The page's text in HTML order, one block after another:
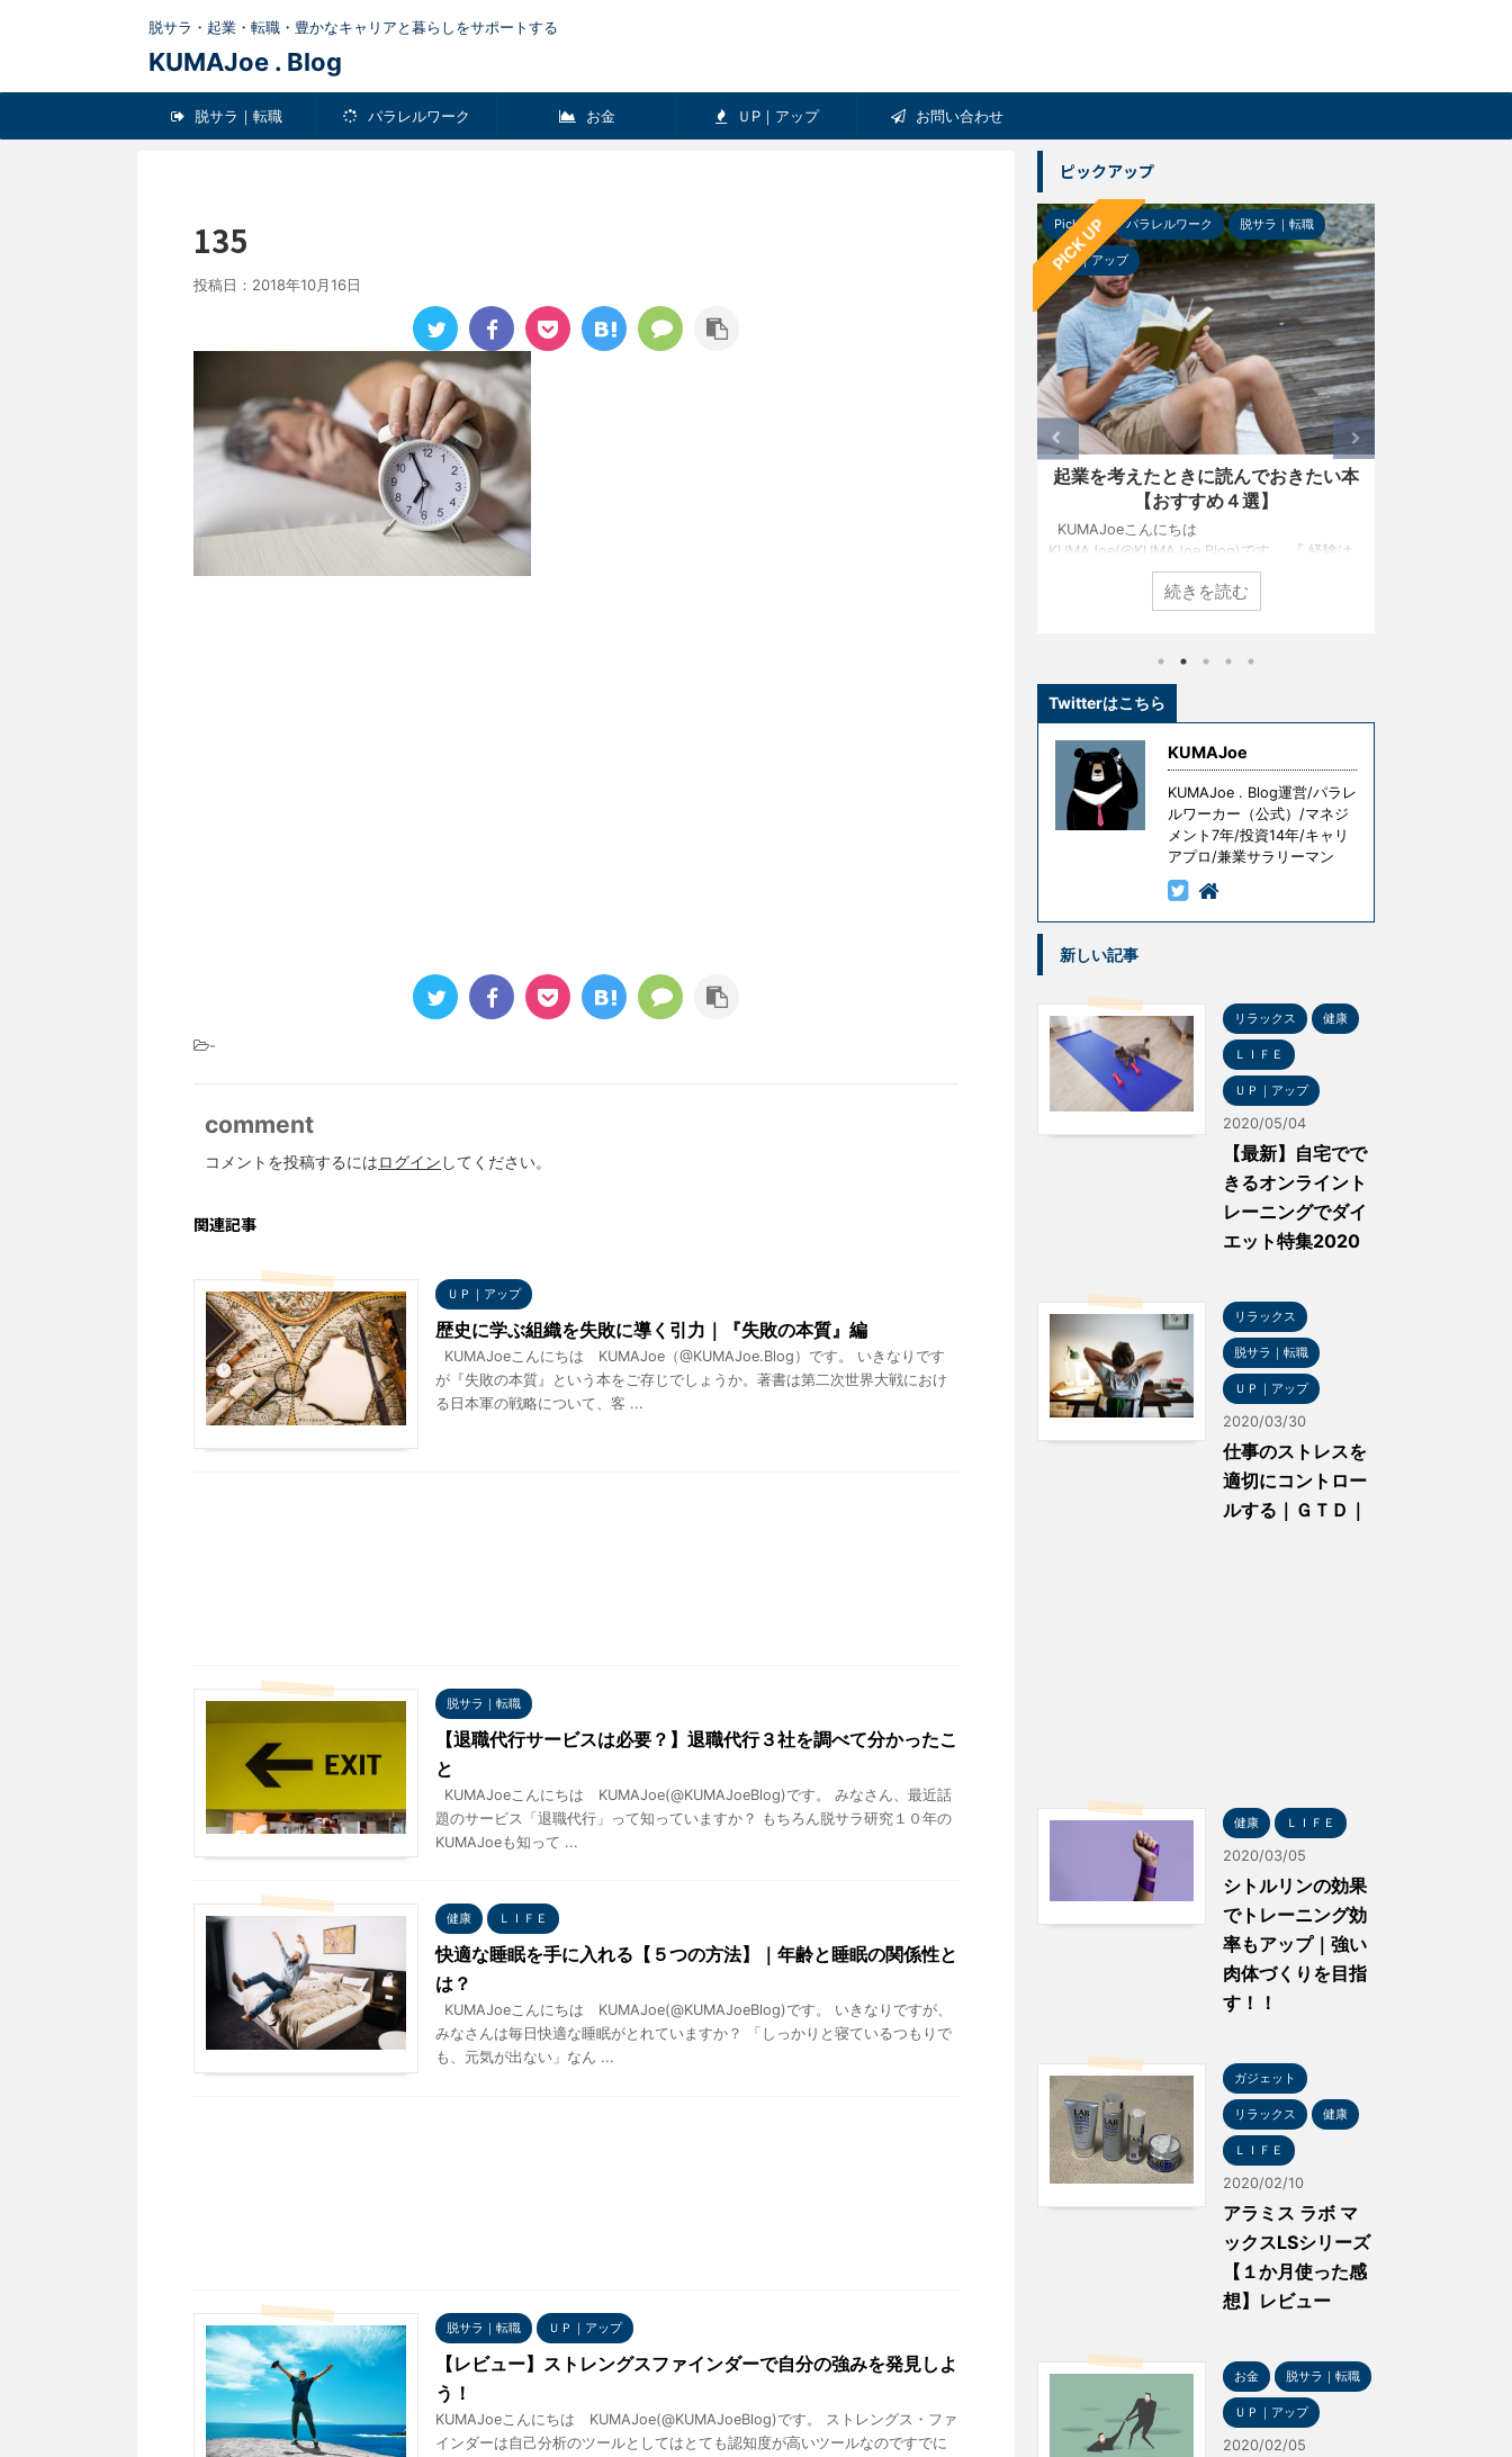
脱サラ・起業・転職・豊かなキャリアと暮らしをサポートする
KUMAJoe . Blog
脱サラ｜転職 パラレルワーク お金 ＵP｜アップ お問い合わせ
135
投稿日： 2018年10月16日
-
comment
コメントを投稿するにはログイン してください。
関連記事
ＵＰ｜アップ
歴史に学ぶ組織を失敗に導く引力｜『失敗の本質』編
KUMAJoeこんにちは KUMAJoe（@KUMAJoe.Blog）です。 いきなりです
が『失敗の本質』という本をご存じでしょうか。著書は第二次世界大戦におけ
る日本軍の戦略について、客 ...
脱サラ｜転職
【退職代行サービスは必要？】退職代行３社を調べて分かったこ
と
KUMAJoeこんにちは KUMAJoe(@KUMAJoeBlog)です。 みなさん、最近話
題のサービス「退職代行」って知っていますか？ もちろん脱サラ研究１０年の
KUMAJoeも知って ...
健康 ＬＩＦＥ
快適な睡眠を手に入れる【５つの方法】｜年齢と睡眠の関係性と
は？
KUMAJoeこんにちは KUMAJoe(@KUMAJoeBlog)です。 いきなりですが、
みなさんは毎日快適な睡眠がとれていますか？ 「しっかりと寝ているつもりで
も、元気が出ない」なん ...
脱サラ｜転職 ＵＰ｜アップ
【レビュー】ストレングスファインダーで自分の強みを発見しよ
う！
KUMAJoeこんにちは KUMAJoe(@KUMAJoeBlog)です。 ストレングス・ファ
インダーは自己分析のツールとしてはとても認知度が高いツールなのですでに
ピックアップ
PICK UP
男のダイエットに最適【おすすめダイ
エットグッズ５選】
KUMAJoeこんにちは
KUMAJoe(@KUMAJoeBlog)です。 今回も最近
パラレルワーク 脱サラ｜転職
起業を考えたときに読んでおきたい本
【おすすめ４選】
KUMAJoeこんにちは
KUMAJoe(@KUMAJoe.Blog)です。 『 経験は
最良の教師である 』という言葉をご存知でしょ
うか？ 名経営者として大きな成功を手にしてい
る創業者たちも、ずっと順風満帆な人生を送っ
し、失敗し、その経験を糧として這い上がり、
は続きがあります。 『 ただし授業料が高すぎ
る 』というものです。 失敗はコストです。成
功を手にするための試行錯誤や失敗には意味が
ありますが、無意味な ...
Pick-up
【レビュー】グラスサウ
KUMAJoe(@KUMAJoeBlog)で
なのです。 たまには、音楽で
Twitterはこちら
KUMAJoe
KUMAJoe . Blog運営/パラレ
ルワーカー（公式）/マネジ
メント7年/投資14年/キャリ
アプロ/兼業サラリーマン
新しい記事
リラックス 健康
ＬＩＦＥ
ＵＰ｜アップ
2020/05/04
【最新】自宅でで
きるオンライント
レーニングでダイ
エット特集2020
リラックス
脱サラ｜転職
ＵＰ｜アップ
2020/03/30
仕事のストレスを
適切にコントロー
ルする｜ＧＴＤ｜
健康 ＬＩＦＥ
2020/03/05
シトルリンの効果
でトレーニング効
率もアップ｜強い
肉体づくりを目指
す！！
ガジェット
リラックス 健康
ＬＩＦＥ
2020/02/10
アラミス ラボ マ
ックスLSシリーズ
【１か月使った感
想】レビュー
お金 脱サラ｜転職
ＵＰ｜アップ
2020/02/05